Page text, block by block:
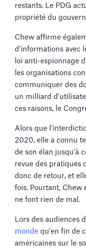
restants. Le PDG
propriété du
Chew affirme
d'informations avec
loi anti-espionnage
les organisations
communiquer des
un milliard
ces raisons, le
Alors que
2020, elle a connu
de son élan jusqu'à
revue des pratiques
donc de retour, et
fois. Pourtant, Chew
ne font rien de mal.
Lors des audiences
monde qu'en fin de
américaines sur le